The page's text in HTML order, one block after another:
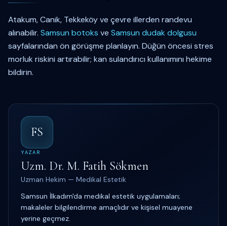
Atakum, Canik, Tekkeköy ve çevre illerden randevu
alınabilir. Samsun botoks ve Samsun dudak dolgusu
sayfalarından ön görüşme planlayın. Düğün öncesi stres
morluk riskini artırabilir; kan sulandırıcı kullanımını hekime
bildirin.
FS
YAZAR
Uzm. Dr. M. Fatih Sökmen
Uzman Hekim — Medikal Estetik
Samsun İlkadım'da medikal estetik uygulamaları;
makaleler bilgilendirme amaçlıdır ve kişisel muayene
yerine geçmez.